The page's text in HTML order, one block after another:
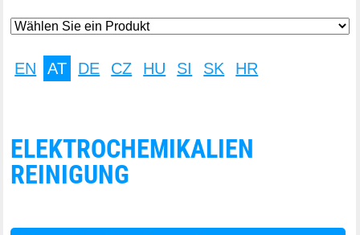
EN AT DE CZ HU SI SK HR
ELEKTROCHEMIKALIEN
REINIGUNG